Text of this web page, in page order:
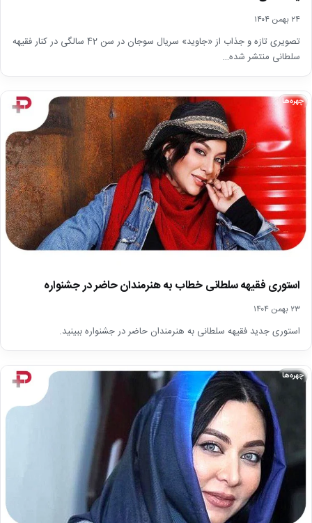
۲۴ بهمن ۱۴۰۴
تصویری تازه و جذاب از «جاوید» سریال سوجان در سن 42 سالگی در کنار فقیهه
سلطانی منتشر شده…
چهره‌ها
استوری فقیهه سلطانی خطاب به هنرمندان حاضر در جشنواره
۲۳ بهمن ۱۴۰۴
استوری جدید فقیهه سلطانی به هنرمندان حاضر در جشنواره ببینید.
چهره‌ها